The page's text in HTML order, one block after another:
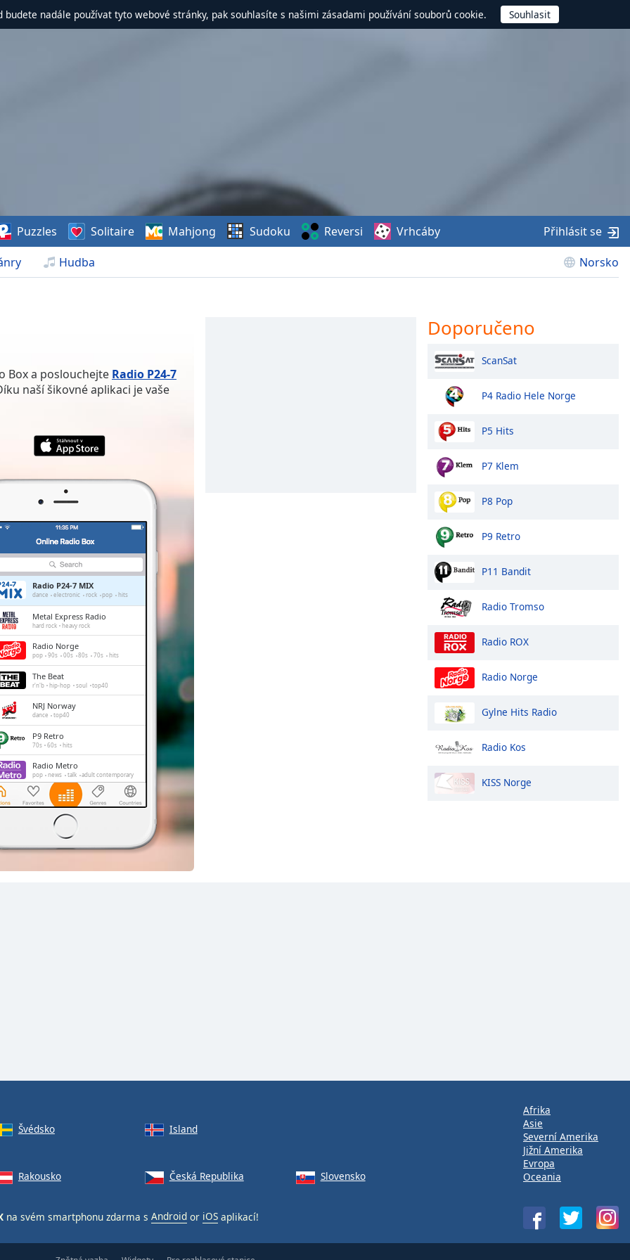
budete nadále používat tyto webové stránky, pak souhlasíte s našimi zásadami používání souborů cookie.
Hudba Norsko
Puzzles Solitaire Mahjong Sudoku Reversi Vrhcáby Přihlásit se
Box a poslouchejte Radio P24-7
naší šikovné aplikaci je vaše
Radio P24-7 MIX
dance electronic rock pop hits
Metal Express Radio
hard rock heavy rock
Radio Norge
pop 90s 00s 80s 70s hits
The Beat
r'n'b hip-hop soul top40
NRJ Norway
dance top40
P9 Retro
70s 60s hits
Radio Metro
pop news talk adult contemporary
NRK P1 Oslo og Akershus
news talk entertainment
Radio Kos
top40 80s
Doporučeno
ScanSat
P4 Radio Hele Norge
P5 Hits
P7 Klem
P8 Pop
P9 Retro
P11 Bandit
Radio Tromso
Radio ROX
Radio Norge
Gylne Hits Radio
Radio Kos
KISS Norge
Švédsko Island
Rakousko Česká Republika Slovensko
na svém smartphonu zdarma s Android or iOS aplikací!
Afrika
Asie
Severní Amerika
Jižní Amerika
Evropa
Oceania